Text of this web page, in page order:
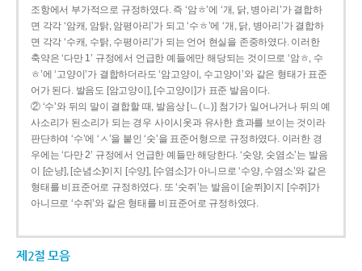
조항에서 부가적으로 규정하였다. 즉 ‘암ㅎ’에 ‘개, 닭, 병아리’가 결합하
면 각각 ‘암캐, 암탉, 암평아리’가 되고 ‘수ㅎ’에 ‘개, 닭, 병아리’가 결합하
면 각각 ‘수캐, 수탉, 수평아리’가 되는 언어 현실을 존중하였다. 이러한
축약은 ‘다만 1’ 규정에서 언급한 예들에만 해당되는 것이므로 ‘암ㅎ, 수
ㅎ’에 ‘고양이’가 결합하더라도 ‘암고양이, 수고양이’와 같은 형태가 표준
어가 된다. 발음도 [암고양이], [수고양이]가 표준 발음이다.
② ‘수’와 뒤의 말이 결합할 때, 발음상 [ㄴ(ㄴ)] 첨가가 일어나거나 뒤의 예
사소리가 된소리가 되는 경우 사이시옷과 유사한 효과를 보이는 것이라
판단하여 ‘수’에 ‘ㅅ’을 붙인 ‘숫’을 표준어형으로 규정하였다. 이러한 경
우에는 ‘다만 2’ 규정에서 언급한 예들만 해당한다. ‘숫양, 숫염소’는 발음
이 [순냥], [순념소]이지 [수양], [수염소]가 아니므로 ‘수양, 수염소’와 같은
형태를 비표준어로 규정하였다. 또 ‘숫쥐’는 발음이 [숟쮜]이지 [수쥐]가
아니므로 ‘수쥐’와 같은 형태를 비표준어로 규정하였다.
제2절 모음